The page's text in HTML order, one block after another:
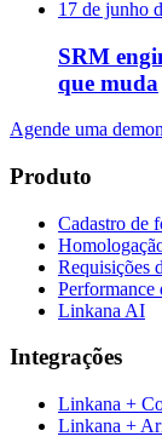
17 de junho
SRM
que muda
Agende uma
Produto
Cadastro de
Requisições
Performance
Linkana AI
Integrações
Linkana +
Linkana +